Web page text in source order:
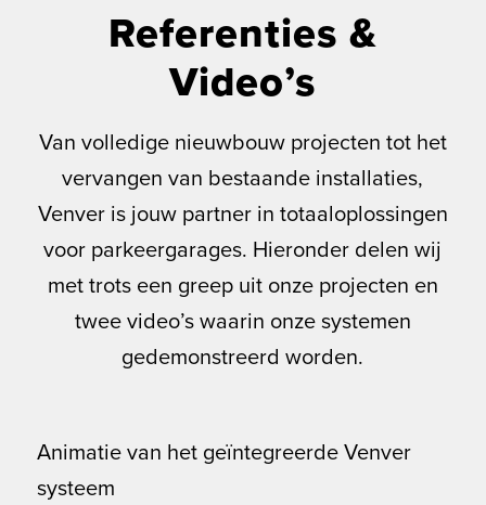
Referenties &
Video’s
Van volledige nieuwbouw projecten tot het
vervangen van bestaande installaties,
Venver is jouw partner in totaaloplossingen
voor parkeergarages. Hieronder delen wij
met trots een greep uit onze projecten en
twee video’s waarin onze systemen
gedemonstreerd worden.
Animatie van het geïntegreerde Venver
systeem